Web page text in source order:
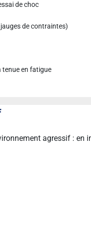
de choc
de contraintes)
tenue en fatigue
agressif : en